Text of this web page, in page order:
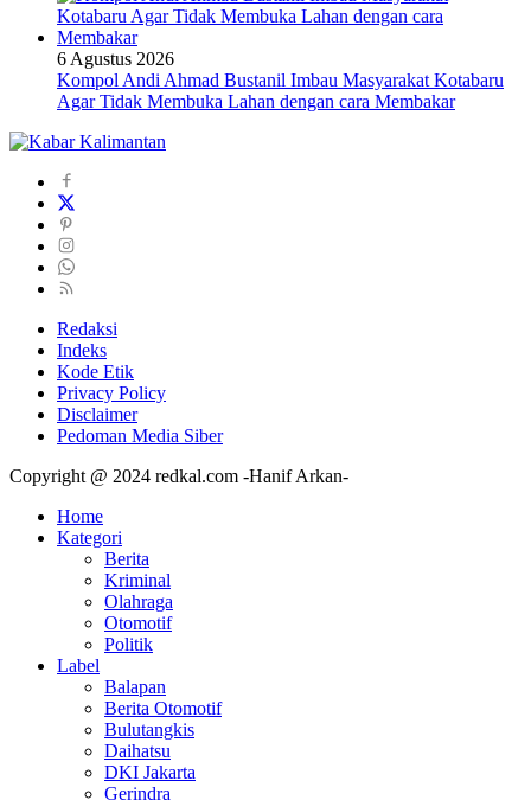
6 Agustus 2026
Kompol Andi Ahmad Bustanil Imbau Masyarakat Kotabaru
Agar Tidak Membuka Lahan dengan cara Membakar
Redaksi
Indeks
Kode Etik
Privacy Policy
Disclaimer
Pedoman Media Siber
Copyright @ 2024 redkal.com -Hanif Arkan-
Home
Kategori
Berita
Kriminal
Olahraga
Otomotif
Politik
Label
Balapan
Berita Otomotif
Bulutangkis
Daihatsu
DKI Jakarta
Gerindra